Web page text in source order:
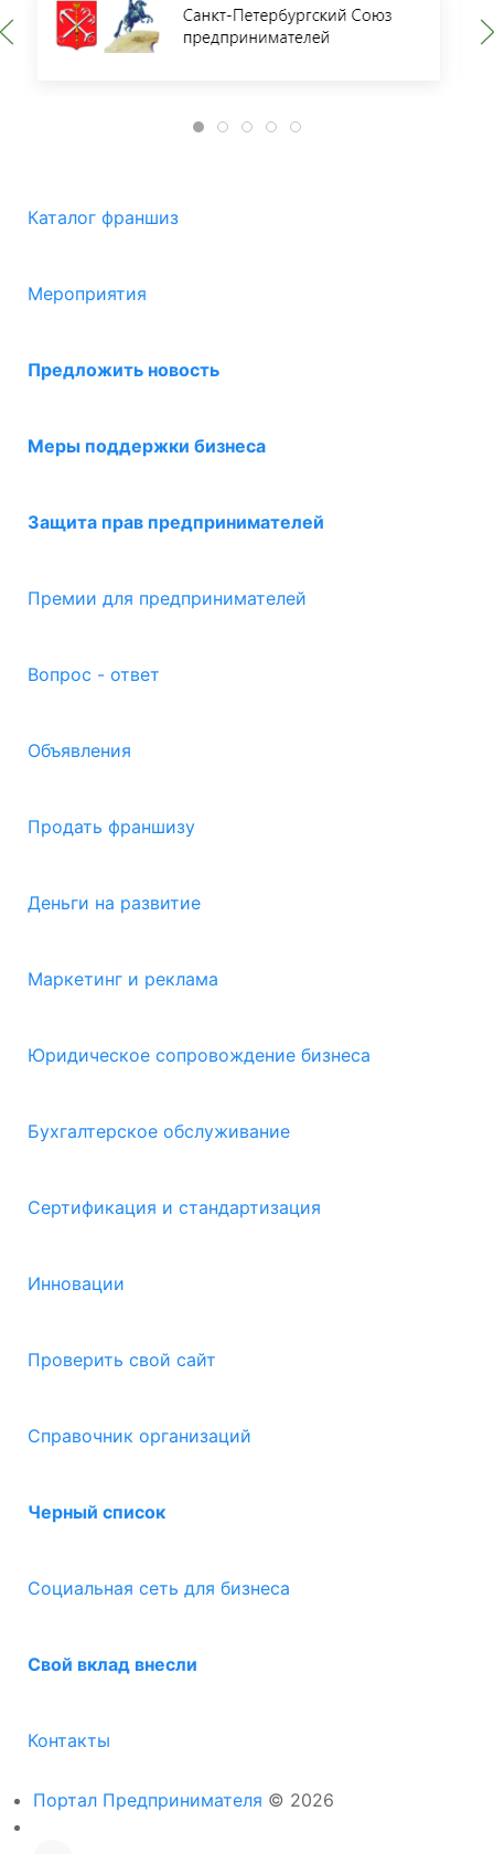
Каталог франшиз
Мероприятия
Предложить новость
Меры поддержки бизнеса
Защита прав предпринимателей
Премии для предпринимателей
Вопрос - ответ
Объявления
Продать франшизу
Деньги на развитие
Маркетинг и реклама
Юридическое сопровождение бизнеса
Бухгалтерское обслуживание
Сертификация и стандартизация
Инновации
Проверить свой сайт
Справочник организаций
Черный список
Социальная сеть для бизнеса
Свой вклад внесли
Контакты
Портал Предпринимателя © 2026